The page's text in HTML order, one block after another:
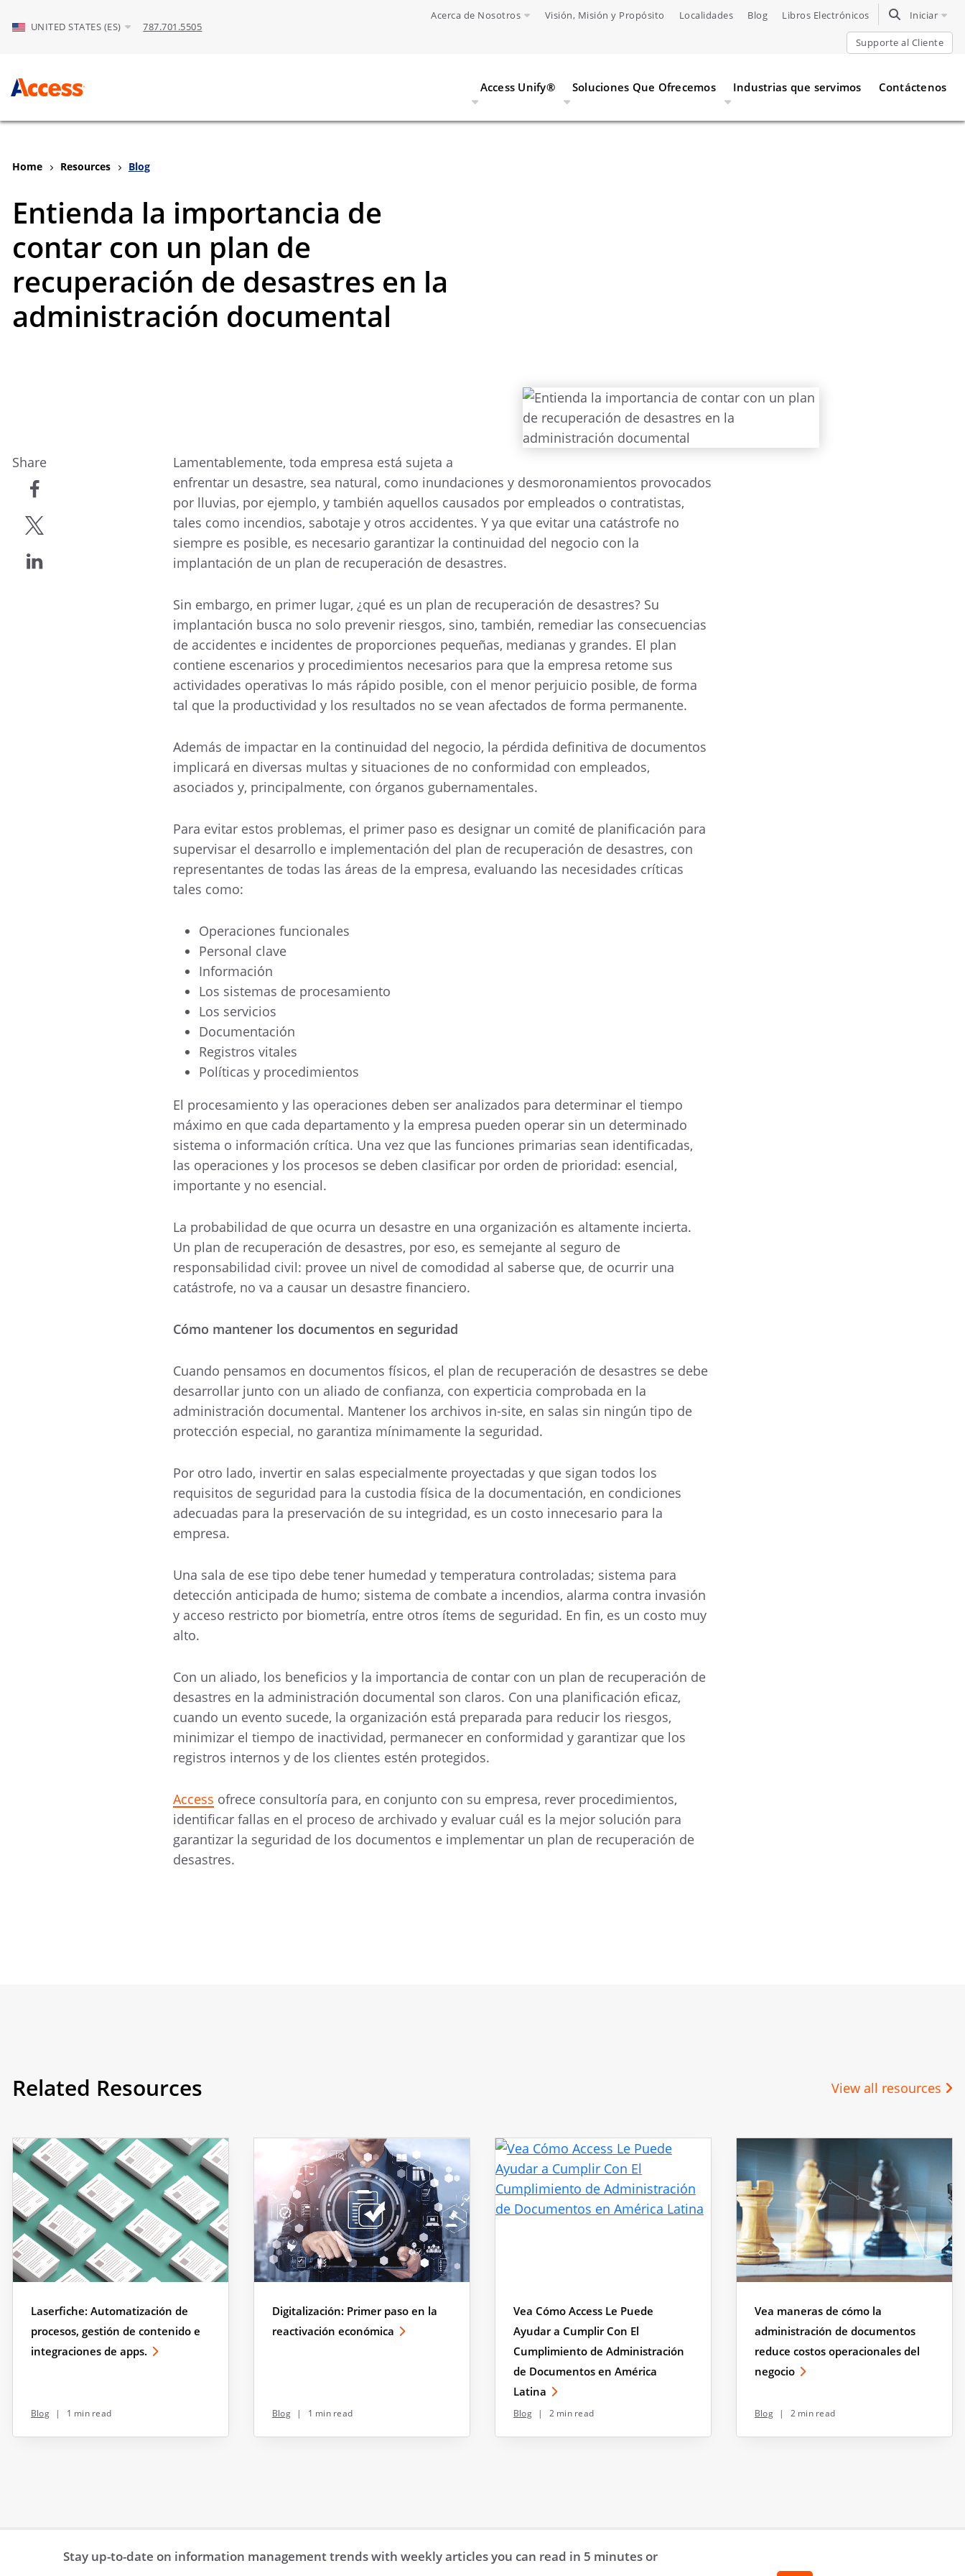
Skip to Main Content
UNITED STATES (ES) 787.701.5505
Acerca de Nosotros Visión, Misión y Propósito Localidades Blog Libros Electrónicos TOGGLE
Iniciar
Supporte al Cliente
Access Unify® Soluciones Que Ofrecemos Industrias que servimos Contáctenos
Home Resources Blog
Entienda la importancia de
contar con un plan de
recuperación de desastres en la
administración documental
Share
compartir
Lamentablemente, toda empresa está sujeta a
enfrentar un desastre, sea natural, como inundaciones y desmoronamientos provocados
por lluvias, por ejemplo, y también aquellos causados por empleados o contratistas,
tales como incendios, sabotaje y otros accidentes. Y ya que evitar una catástrofe no
siempre es posible, es necesario garantizar la continuidad del negocio con la
implantación de un plan de recuperación de desastres.
Sin embargo, en primer lugar, ¿qué es un plan de recuperación de desastres? Su
implantación busca no solo prevenir riesgos, sino, también, remediar las consecuencias
de accidentes e incidentes de proporciones pequeñas, medianas y grandes. El plan
contiene escenarios y procedimientos necesarios para que la empresa retome sus
actividades operativas lo más rápido posible, con el menor perjuicio posible, de forma
tal que la productividad y los resultados no se vean afectados de forma permanente.
Además de impactar en la continuidad del negocio, la pérdida definitiva de documentos
implicará en diversas multas y situaciones de no conformidad con empleados,
asociados y, principalmente, con órganos gubernamentales.
Para evitar estos problemas, el primer paso es designar un comité de planificación para
supervisar el desarrollo e implementación del plan de recuperación de desastres, con
representantes de todas las áreas de la empresa, evaluando las necesidades críticas
tales como:
Operaciones funcionales
Personal clave
Información
Los sistemas de procesamiento
Los servicios
Documentación
Registros vitales
Políticas y procedimientos
El procesamiento y las operaciones deben ser analizados para determinar el tiempo
máximo en que cada departamento y la empresa pueden operar sin un determinado
sistema o información crítica. Una vez que las funciones primarias sean identificadas,
las operaciones y los procesos se deben clasificar por orden de prioridad: esencial,
importante y no esencial.
La probabilidad de que ocurra un desastre en una organización es altamente incierta.
Un plan de recuperación de desastres, por eso, es semejante al seguro de
responsabilidad civil: provee un nivel de comodidad al saberse que, de ocurrir una
catástrofe, no va a causar un desastre financiero.
Cómo mantener los documentos en seguridad
Cuando pensamos en documentos físicos, el plan de recuperación de desastres se debe
desarrollar junto con un aliado de confianza, con experticia comprobada en la
administración documental. Mantener los archivos in-site, en salas sin ningún tipo de
protección especial, no garantiza mínimamente la seguridad.
Por otro lado, invertir en salas especialmente proyectadas y que sigan todos los
requisitos de seguridad para la custodia física de la documentación, en condiciones
adecuadas para la preservación de su integridad, es un costo innecesario para la
empresa.
Una sala de ese tipo debe tener humedad y temperatura controladas; sistema para
detección anticipada de humo; sistema de combate a incendios, alarma contra invasión
y acceso restricto por biometría, entre otros ítems de seguridad. En fin, es un costo muy
alto.
Con un aliado, los beneficios y la importancia de contar con un plan de recuperación de
desastres en la administración documental son claros. Con una planificación eficaz,
cuando un evento sucede, la organización está preparada para reducir los riesgos,
minimizar el tiempo de inactividad, permanecer en conformidad y garantizar que los
registros internos y de los clientes estén protegidos.
Access ofrece consultoría para, en conjunto con su empresa, rever procedimientos,
identificar fallas en el proceso de archivado y evaluar cuál es la mejor solución para
garantizar la seguridad de los documentos e implementar un plan de recuperación de
desastres.
Related Resources View all resources
Laserfiche: Automatización de
procesos, gestión de contenido e
integraciones de apps.
Blog | 1 min read
Digitalización: Primer paso en la
reactivación económica
Blog | 1 min read
Vea Cómo Access Le Puede
Ayudar a Cumplir Con El
Cumplimiento de Administración
de Documentos en América
Latina
Blog | 2 min read
Vea maneras de cómo la
administración de documentos
reduce costos operacionales del
negocio
Blog | 2 min read
Stay up-to-date on information management trends with weekly articles you can read in 5 minutes or